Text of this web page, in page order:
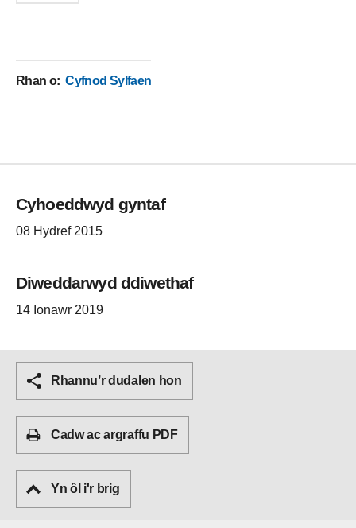
Rhan o:Cyfnod Sylfaen
Cyhoeddwyd gyntaf
08 Hydref 2015
Diweddarwyd ddiwethaf
14 Ionawr 2019
Rhannu’r dudalen hon
Cadw ac argraffu PDF
Yn ôl i'r brig